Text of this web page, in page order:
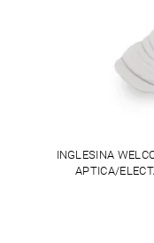
INGLESINA
APTICA/